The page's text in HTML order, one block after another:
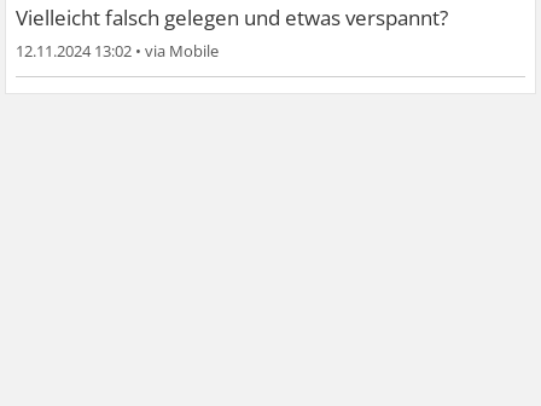
Vielleicht falsch gelegen und etwas verspannt?
12.11.2024 13:02 •